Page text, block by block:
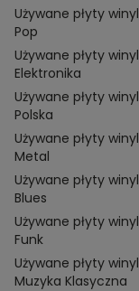
Używane płyty
Pop
Używane płyty
Elektronika
Używane płyty
Polska
Używane płyty
Metal
Używane płyty
Blues
Używane płyty
Funk
Używane płyty
Muzyka Klasyczna